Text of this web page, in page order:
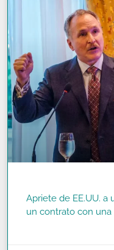
Apriete de EE.UU.
un contrato con una